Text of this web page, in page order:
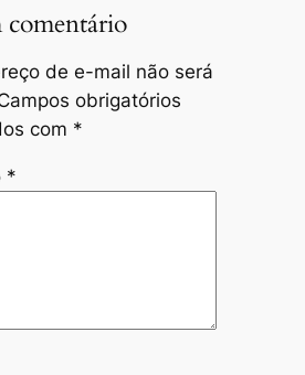
de e-mail não será
obrigatórios
com *
*